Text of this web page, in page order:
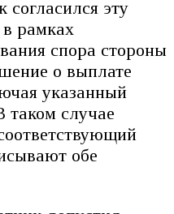
согласился эту
рамках
спора стороны
о выплате
указанный
случае
обе